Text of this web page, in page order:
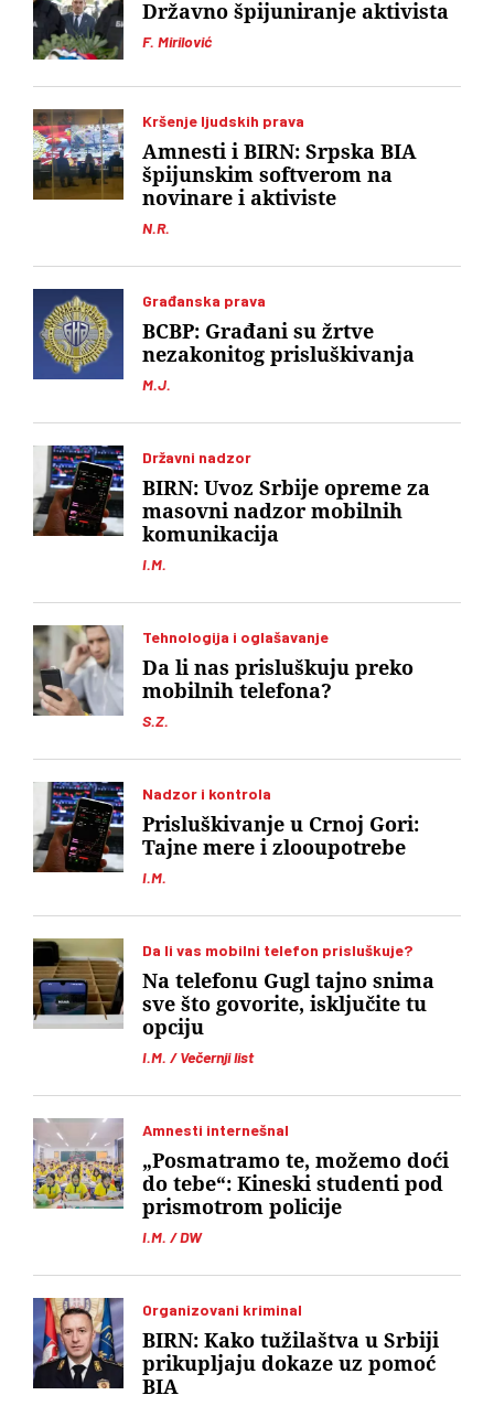
F. Mirilović
Državno špijuniranje aktivista
Kršenje ljudskih prava
N.R.
Amnesti i BIRN: Srpska BIA
špijunskim softverom na
novinare i aktiviste
Građanska prava
M.J.
BCBP: Građani su žrtve
nezakonitog prisluškivanja
Državni nadzor
I.M.
BIRN: Uvoz Srbije opreme za
masovni nadzor mobilnih
komunikacija
Tehnologija i oglašavanje
S.Z.
Da li nas prisluškuju preko
mobilnih telefona?
Nadzor i kontrola
I.M.
Prisluškivanje u Crnoj Gori:
Tajne mere i zlooupotrebe
Da li vas mobilni telefon prisluškuje?
I.M. / Večernji list
Na telefonu Gugl tajno snima
sve što govorite, isključite tu
opciju
Amnesti internešnal
I.M. / DW
„Posmatramo te, možemo doći
do tebe“: Kineski studenti pod
prismotrom policije
Organizovani kriminal
BIRN: Kako tužilaštva u Srbiji
prikupljaju dokaze uz pomoć
BIA